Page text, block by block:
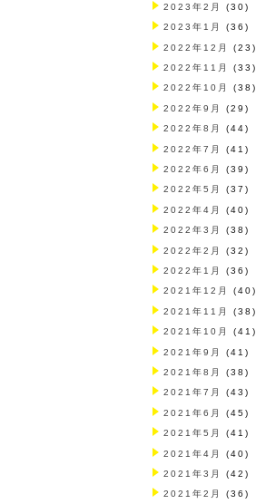
2023年2月 (30)
2023年1月 (36)
2022年12月 (23)
2022年11月 (33)
2022年10月 (38)
2022年9月 (29)
2022年8月 (44)
2022年7月 (41)
2022年6月 (39)
2022年5月 (37)
2022年4月 (40)
2022年3月 (38)
2022年2月 (32)
2022年1月 (36)
2021年12月 (40)
2021年11月 (38)
2021年10月 (41)
2021年9月 (41)
2021年8月 (38)
2021年7月 (43)
2021年6月 (45)
2021年5月 (41)
2021年4月 (40)
2021年3月 (42)
2021年2月 (36)